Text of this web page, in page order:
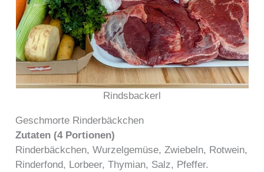
Rindsbackerl
Geschmorte Rinderbäckchen
Zutaten (4 Portionen)
Rinderbäckchen, Wurzelgemüse, Zwiebeln, Rotwein,
Rinderfond, Lorbeer, Thymian, Salz, Pfeffer.